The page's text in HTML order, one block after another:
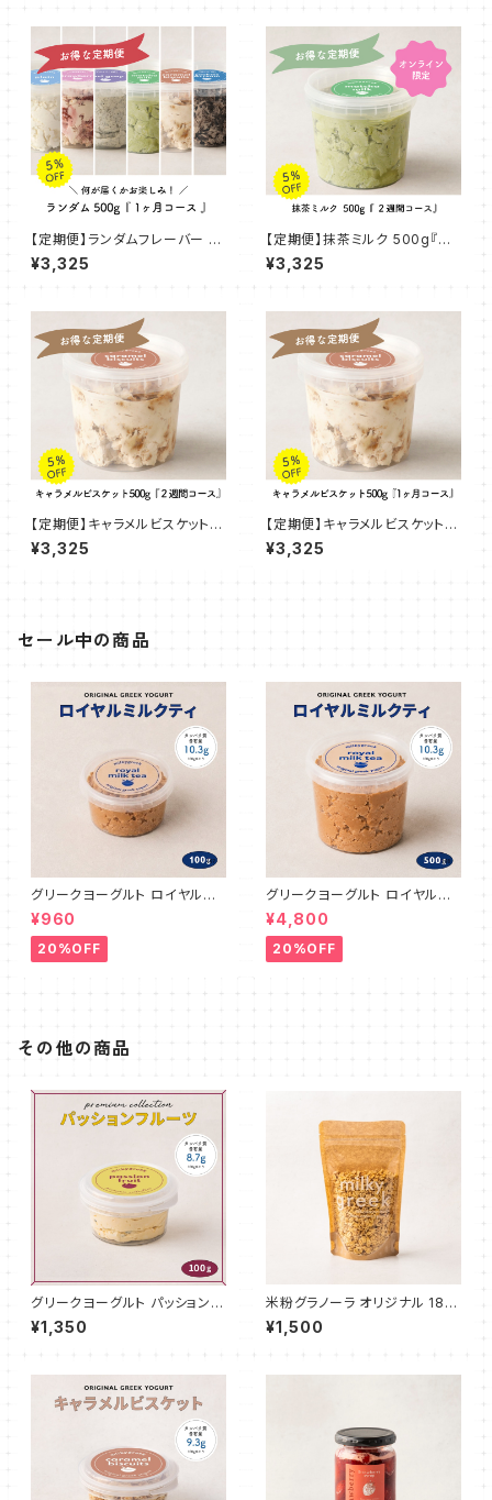
【定期便】ランダムフレーバー 5
00g『1ヶ月コース』
¥3,325
【定期便】抹茶ミルク 500g『２
週間コース』
¥3,325
【定期便】キャラメルビスケット 5
00g『２週間コース』
¥3,325
【定期便】キャラメルビスケット 5
00g『1ヶ月コース』
¥3,325
セール中の商品
グリークヨーグルト ロイヤルミ
ルクティ 100g
¥960
20%OFF
グリークヨーグルト ロイヤルミ
ルクティ 500g
¥4,800
20%OFF
その他の商品
グリークヨーグルト パッションフ
ルーツ 100g
¥1,350
米粉グラノーラ オリジナル 180
g
¥1,500